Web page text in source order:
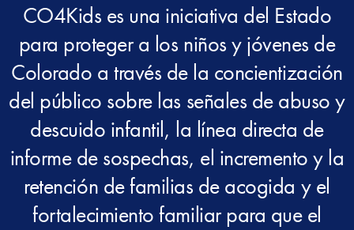
CO4Kids es una iniciativa del Estado
para proteger a los niños y jóvenes de
Colorado a través de la concientización
del público sobre las señales de abuso y
descuido infantil, la línea directa de
informe de sospechas, el incremento y la
retención de familias de acogida y el
fortalecimiento familiar para que el